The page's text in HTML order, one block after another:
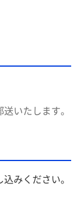
いたします。
みください。